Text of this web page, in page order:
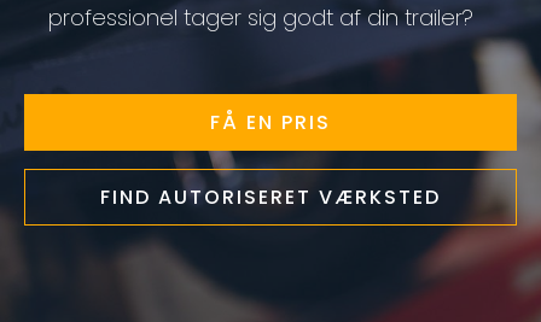
professionel tager sig godt af din trailer?
FÅ EN PRIS
FIND AUTORISERET VÆRKSTED